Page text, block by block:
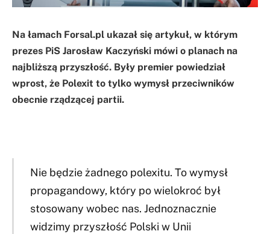
Na łamach Forsal.pl ukazał się artykuł, w którym
prezes PiS Jarosław Kaczyński mówi o planach na
najbliższą przyszłość. Były premier powiedział
wprost, że Polexit to tylko wymysł przeciwników
obecnie rządzącej partii.
Nie będzie żadnego polexitu. To wymysł
propagandowy, który po wielokroć był
stosowany wobec nas. Jednoznacznie
widzimy przyszłość Polski w Unii